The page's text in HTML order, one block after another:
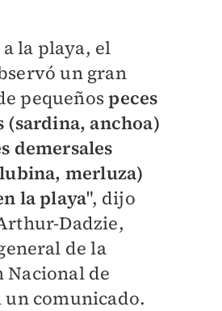
la playa, el
un gran
pequeñospeces
(sardina, anchoa)
demersales
merluza)
la playa", dijo
Dadzie,
de la
Nacional de
un comunicado.